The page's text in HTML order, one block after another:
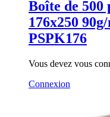
Boîte de
176x250
PSPK176
Vous devez vous
Connexion